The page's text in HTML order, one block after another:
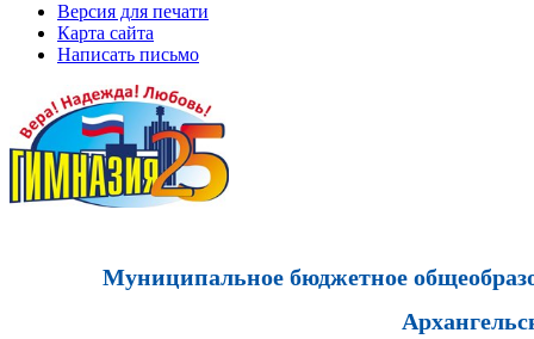
Версия для печати
Карта сайта
Написать письмо
Муниципальное бюджетное